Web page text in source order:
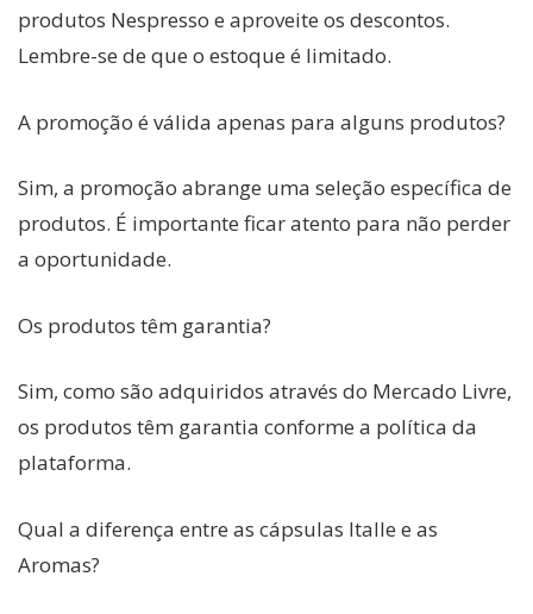
produtos Nespresso e aproveite os descontos.
Lembre-se de que o estoque é limitado.
A promoção é válida apenas para alguns produtos?
Sim, a promoção abrange uma seleção específica de
produtos. É importante ficar atento para não perder
a oportunidade.
Os produtos têm garantia?
Sim, como são adquiridos através do Mercado Livre,
os produtos têm garantia conforme a política da
plataforma.
Qual a diferença entre as cápsulas Italle e as
Aromas?